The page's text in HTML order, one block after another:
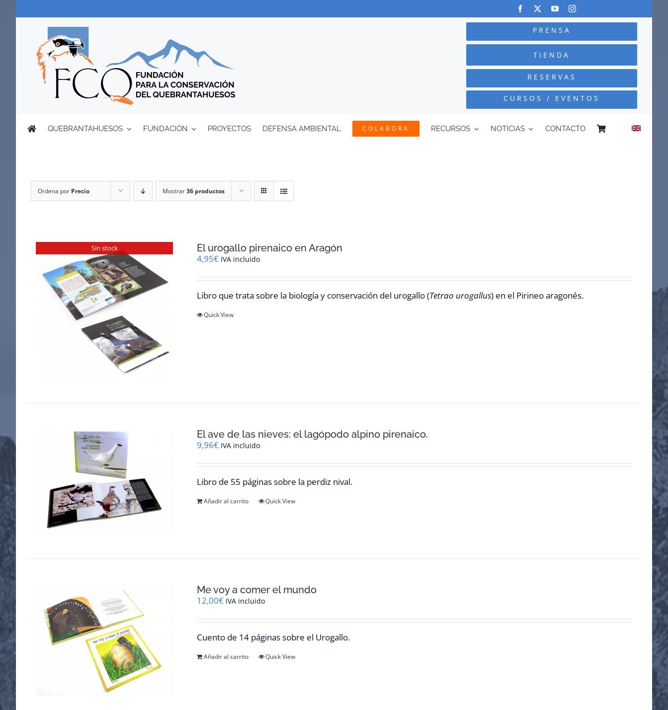
PRENSA
TIENDA
RESERVAS
CURSOS / EVENTOS
QUEBRANTAHUESOS FUNDACIÓN PROYECTOS DEFENSA AMBIENTAL COLABORA RECURSOS NOTICIAS CONTACTO
Ordena por Precio Mostrar36 productos
Sin stock El urogallo pirenaico en Aragón
4,95€ IVA incluido
Libro que trata sobre la biología y conservación del urogallo (Tetrao urogallus) en el Pirineo aragonés.
Quick View
El ave de las nieves: el lagópodo alpino pirenaico.
9,96€ IVA incluido
Libro de 55 páginas sobre la perdiz nival.
Añadir al carrito Quick View
Me voy a comer el mundo
12,00€ IVA incluido
Cuento de 14 páginas sobre el Urogallo.
Añadir al carrito Quick View